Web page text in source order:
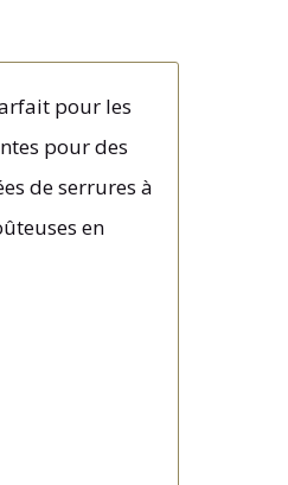
pour les
pour des
de serrures à
en